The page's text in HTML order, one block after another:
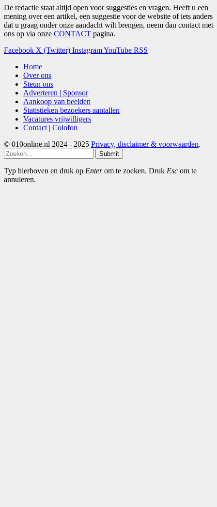
De redactie staat altijd open voor suggesties en vragen. Heeft u een
mening over een artikel, een suggestie voor de website of iets anders
dat u graag onder onze aandacht wilt brengen, neem dan contact met
ons op via onze CONTACT pagina.
Facebook X (Twitter) InstagramYouTube RSS
Home
Over ons
Steun ons
Adverteren | Sponsor
Aankoop van beelden
Statistieken bezoekers aantallen
Vacatures vrijwilligers
Contact | Colofon
© 010online.nl 2024 - 2025 Privacy, disclaimer & voorwaarden.
Submit
Typ hierboven en druk op Enterom te zoeken. Druk Esc om te
annuleren.